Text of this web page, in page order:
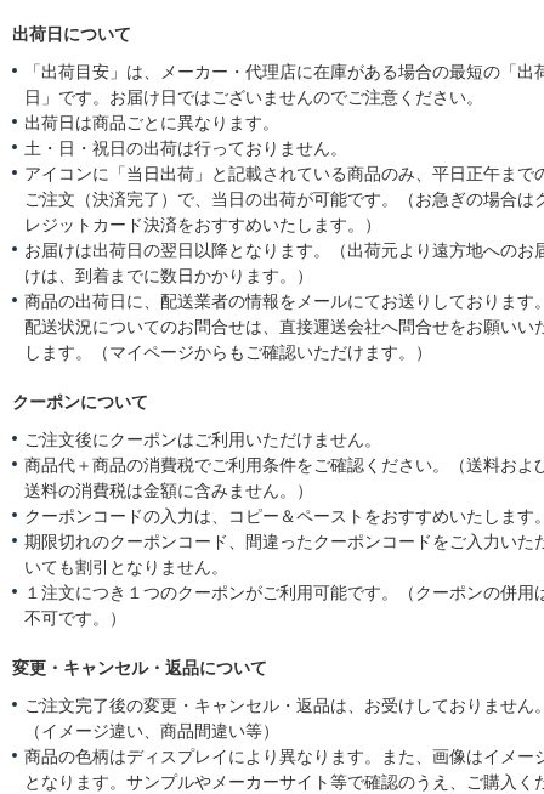
出荷日について
「出荷目安」は、メーカー・代理店に在庫がある場合の最短の「出
日」です。お届け日ではございませんのでご注意ください。
出荷日は商品ごとに異なります。
土・日・祝日の出荷は行っておりません。
アイコンに「当日出荷」と記載されている商品のみ、平日正午まで
ご注文（決済完了）で、当日の出荷が可能です。（お急ぎの場合は
レジットカード決済をおすすめいたします。）
お届けは出荷日の翌日以降となります。（出荷元より遠方地へのお
けは、到着までに数日かかります。）
商品の出荷日に、配送業者の情報をメールにてお送りしております
配送状況についてのお問合せは、直接運送会社へ問合せをお願いい
します。（マイページからもご確認いただけます。）
クーポンについて
ご注文後にクーポンはご利用いただけません。
商品代＋商品の消費税でご利用条件をご確認ください。（送料およ
送料の消費税は金額に含みません。）
クーポンコードの入力は、コピー＆ペーストをおすすめいたします
期限切れのクーポンコード、間違ったクーポンコードをご入力いた
いても割引となりません。
１注文につき１つのクーポンがご利用可能です。（クーポンの併用
不可です。）
変更・キャンセル・返品について
ご注文完了後の変更・キャンセル・返品は、お受けしておりません
（イメージ違い、商品間違い等）
商品の色柄はディスプレイにより異なります。また、画像はイメー
となります。サンプルやメーカーサイト等で確認のうえ、ご購入く